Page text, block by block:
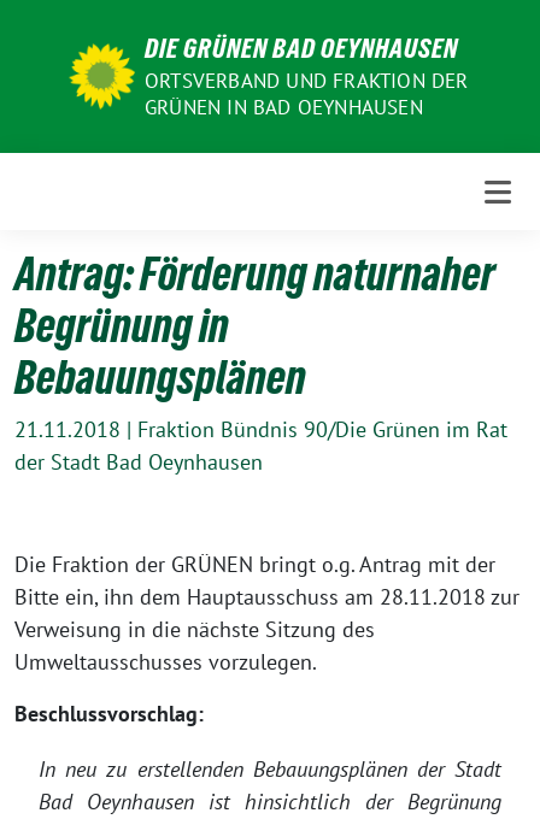
DIE GRÜNEN BAD OEYNHAUSEN
ORTSVERBAND UND FRAKTION DER
GRÜNEN IN BAD OEYNHAUSEN
Antrag: Förderung naturnaher
Begrünung in
Bebauungsplänen
21.11.2018 | Fraktion Bündnis 90/Die Grünen im Rat
der Stadt Bad Oeynhausen
Die Fraktion der GRÜNEN bringt o.g. Antrag mit der
Bitte ein, ihn dem Hauptausschuss am 28.11.2018 zur
Verweisung in die nächste Sitzung des
Umweltausschusses vorzulegen.
Beschlussvorschlag:
In neu zu erstellenden Bebauungsplänen der Stadt
Bad Oeynhausen ist hinsichtlich der Begrünung